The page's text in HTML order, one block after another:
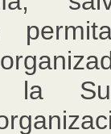
la